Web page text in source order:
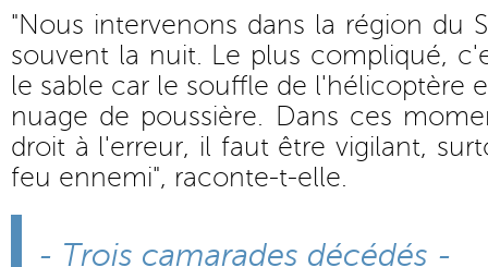
"Nous intervenons dans la région du
souvent la nuit. Le plus compliqué,
le sable car le souffle de l'hélicoptère
nuage de poussière. Dans ces
droit à l'erreur, il faut être vigilant,
feu ennemi", raconte-t-elle.
- Trois camarades décédés -